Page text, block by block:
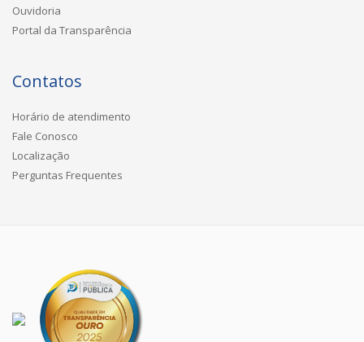
Ouvidoria
Portal da Transparência
Contatos
Horário de atendimento
Fale Conosco
Localização
Perguntas Frequentes